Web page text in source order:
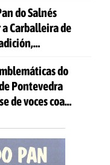
do Salnés
Carballeira de
do
Pontevedra
de voces coa